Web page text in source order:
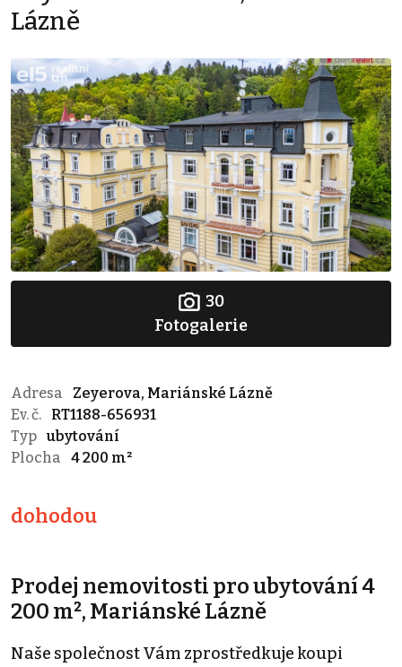
Lázně
30
Fotogalerie
Adresa
Zeyerova, Mariánské Lázně
Ev. č.
RT1188-656931
Typ ubytování
Plocha
4 200 m²
dohodou
Prodej nemovitosti pro ubytování 4
200 m², Mariánské Lázně
Naše společnost Vám zprostředkuje koupi